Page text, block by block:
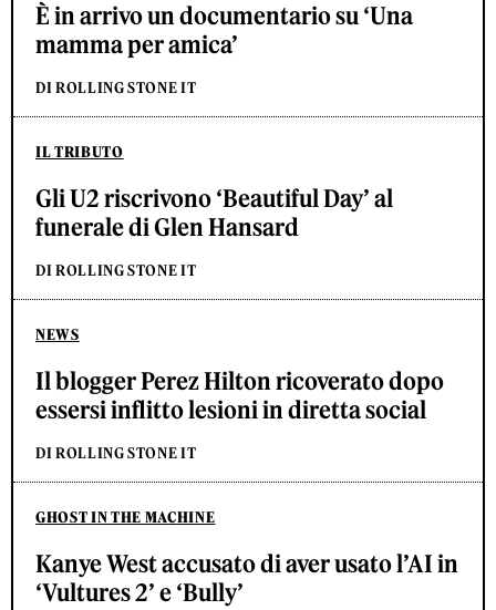
È in arrivo un documentario su ‘Una
mamma per amica’
DI ROLLING STONE IT
IL TRIBUTO
Gli U2 riscrivono ‘Beautiful Day’ al
funerale di Glen Hansard
DI ROLLING STONE IT
NEWS
Il blogger Perez Hilton ricoverato dopo
essersi inflitto lesioni in diretta social
DI ROLLING STONE IT
GHOST IN THE MACHINE
Kanye West accusato di aver usato l’AI in
‘Vultures 2’ e ‘Bully’